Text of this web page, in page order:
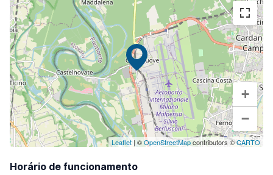
+
−
Leaflet | ©OpenStreetMapcontributors ©CARTO
Horário de funcionamento